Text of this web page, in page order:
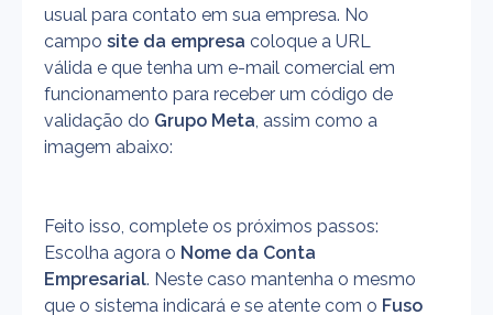
usual para contato em sua empresa. No
campo site da empresa coloque a URL
válida e que tenha um e-mail comercial em
funcionamento para receber um código de
validação do Grupo Meta, assim como a
imagem abaixo:
Feito isso, complete os próximos passos:
Escolha agora o Nome da Conta
Empresarial. Neste caso mantenha o mesmo
que o sistema indicará e se atente com o Fuso